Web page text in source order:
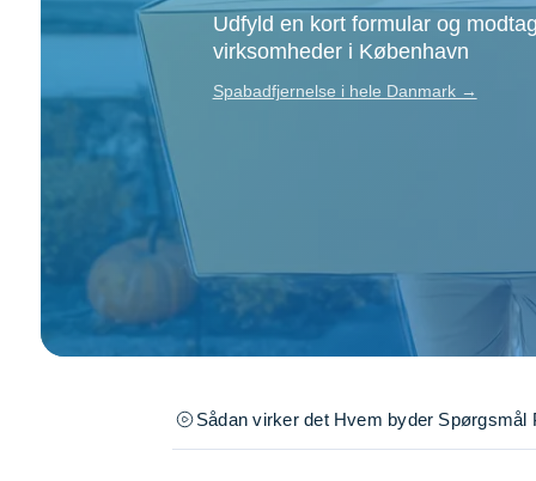
Tunge løft
Underholdning
Se alle...
Udfyld en kort formular og
virksomheder i København
Spabadfjernelse i hele Danmark →
Sådan virker det Hvem byder Spørgsmål